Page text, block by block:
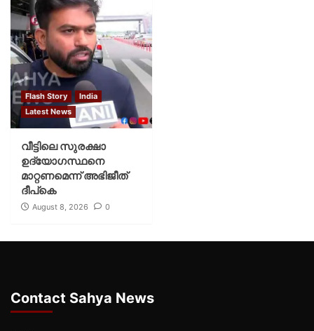
Flash Story
India
Latest News
വീട്ടിലെ സുരക്ഷാ
ഉദ്യോഗസ്ഥനെ
മാറ്റണമെന്ന് അഭിജീത്
ദീപ്‌കെ
August 8, 2026 0
Contact Sahya News